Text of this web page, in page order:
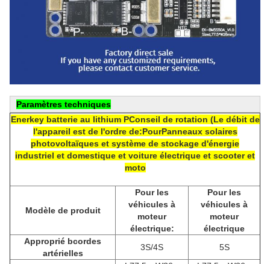
Paramètres techniques
Enerkey batterie au lithium PConseil de rotation (Le débit de
l'appareil est de l'ordre de:PourPanneaux solaires
photovoltaïques et système de stockage d'énergie
industriel et domestique et voiture électrique et scooter et
moto
Modèle de produit
Pour les
véhicules à
moteur
électrique:
Pour les
véhicules à
moteur
électrique
Approprié bcordes
artérielles
3S/4S 5S